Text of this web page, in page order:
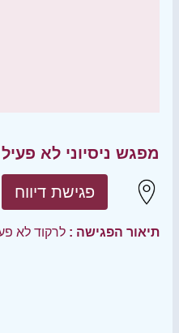
מפגש ניסיוני לא פעיל
פגישת דיווח
תיאור הפגישה : לרקוד לא